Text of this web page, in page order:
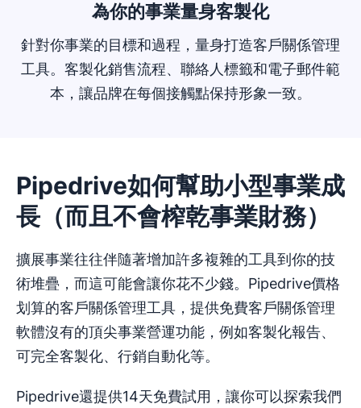
為你的事業量身客製化
針對你事業的目標和過程，量身打造客戶關係管理
工具。客製化銷售流程、聯絡人標籤和電子郵件範
本，讓品牌在每個接觸點保持形象一致。
Pipedrive如何幫助小型事業成
長（而且不會榨乾事業財務）
擴展事業往往伴隨著增加許多複雜的工具到你的技
術堆疊，而這可能會讓你花不少錢。Pipedrive價格
划算的客戶關係管理工具，提供免費客戶關係管理
軟體沒有的頂尖事業營運功能，例如客製化報告、
可完全客製化、行銷自動化等。
Pipedrive還提供14天免費試用，讓你可以探索我們